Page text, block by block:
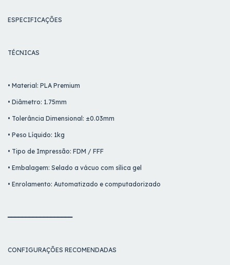
ESPECIFICAÇÕES
TÉCNICAS
• Material: PLA Premium
• Diâmetro: 1.75mm
• Tolerância Dimensional: ±0.03mm
• Peso Líquido: 1kg
• Tipo de Impressão: FDM / FFF
• Embalagem: Selado a vácuo com sílica gel
• Enrolamento: Automatizado e computadorizado
━━━━━━━━━━━━━━━━━━
CONFIGURAÇÕES RECOMENDADAS